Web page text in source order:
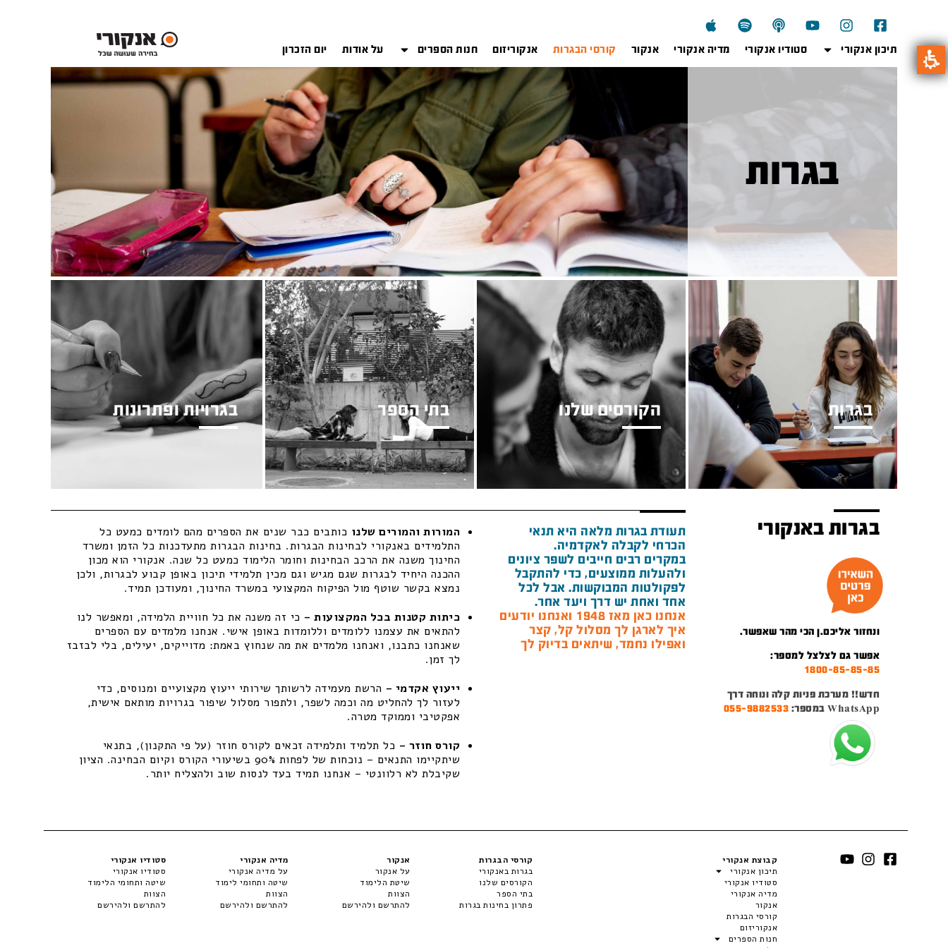
תיכון אנקורי סטודיו אנקורי מדיה אנקורי אנקור קורסי הבגרות אנקוריזום חנות הספרים על אודות יום הזכרון
בגרות
בגרות הקורסים שלנו בתי הספר בגרויות ופתרונות
בגרות באנקורי
ונחזור אליכם.ן הכי מהר שאפשר.
אפשר גם לצלצל למספר:
1800-85-85-85
חדש!! מערכת פניות קלה ונוחה דרך
WhatsApp במספר:
055-9882533
תעודת בגרות מלאה היא תנאי
הכרחי לקבלה לאקדמיה.
במקרים רבים חייבים לשפר ציונים
ולהעלות ממוצעים, כדי להתקבל
לפקולטות המבוקשות. אבל לכל
אחד ואחת יש דרך ויעד אחר.
אנחנו כאן מאז 1948 ואנחנו יודעים
איך לארגן לך מסלול קל, קצר
ואפילו נחמד, שיתאים בדיוק לך
המורות והמורים שלנו כותבים כבר שנים את הספרים מהם לומדים כמעט כל
התלמידים באנקורי לבחינות הבגרות. בחינות הבגרות מתעדכנות כל הזמן ומשרד
החינוך משנה את הרכב הבחינות וחומר הלימוד כמעט כל שנה. אנקורי הוא מכון
ההכנה היחיד לבגרות שגם מגיש וגם מכין תלמידי תיכון באופן קבוע לבגרות, ולכן
נמצא בקשר שוטף מול הפיקוח המקצועי במשרד החינוך, ומעודכן תמיד.
כיתות קטנות בכל המקצועות – כי זה משנה את כל חוויית הלמידה, ומאפשר לנו
להתאים את עצמנו ללומדים וללומדות באופן אישי. אנחנו מלמדים עם הספרים
שאנחנו כתבנו, ואנחנו מלמדים את מה שנחוץ באמת: מדוייקים, יעילים, בלי לבזבז
לך זמן.
ייעוץ אקדמי – הרשת מעמידה לרשותך שירותי ייעוץ מקצועיים ומנוסים, כדי
לעזור לך להחליט מה וכמה לשפר, ולתפור מסלול שיפור בגרויות מותאם אישית,
אפקטיבי וממוקד מטרה.
קורס חוזר – כל תלמיד ותלמידה זכאים לקורס חוזר (על פי התקנון), בתנאי
שיתקיימו התנאים – נוכחות של לפחות 90% בשיעורי הקורס וקיום הבחינה. הציון
שקיבלת לא רלוונטי – אנחנו תמיד בעד לנסות שוב ולהצליח יותר.
קבוצת אנקורי
תיכון אנקורי
סטודיו אנקורי
מדיה אנקורי
אנקור
קורסי הבגרות
אנקוריזום
חנות הספרים
קורסי הבגרות
בגרות באנקורי
הקורסים שלנו
בתי הספר
פתרון בחינות בגרות
אנקור
על אנקור
שיטת הלימוד
הצוות
להתרשם ולהירשם
מדיה אנקורי
על מדיה אנקורי
שיטה ותחומי לימוד
הצוות
להתרשם ולהירשם
סטודיו אנקורי
סטודיו אנקורי
שיטה ותחומי הלימוד
הצוות
להתרשם ולהירשם